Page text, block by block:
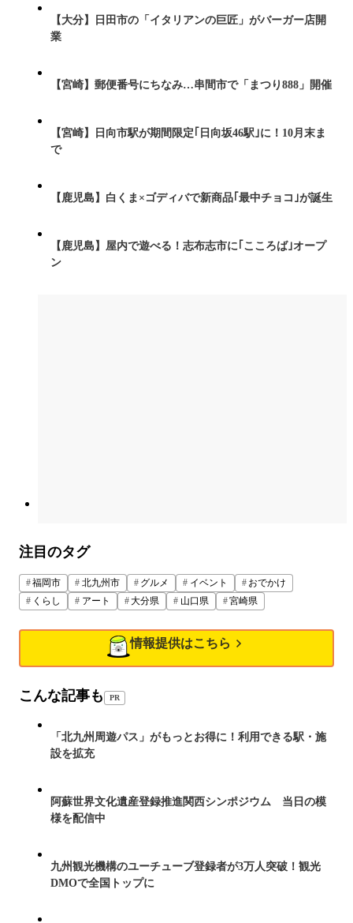
【大分】日田市の「イタリアンの巨匠」がバーガー店開
業
【宮崎】郵便番号にちなみ…串間市で「まつり888」開催
【宮崎】日向市駅が期間限定｢日向坂46駅｣に！10月末ま
で
【鹿児島】白くま×ゴディバで新商品｢最中チョコ｣が誕生
【鹿児島】屋内で遊べる！志布志市に｢こころば｣オープ
ン
注目のタグ
福岡市 北九州市 グルメ イベント
おでかけ
くらし
アート 大分県 山口県 宮崎県
情報提供はこちら
こんな記事も PR
「北九州周遊パス」がもっとお得に！利用できる駅・施
設を拡充
阿蘇世界文化遺産登録推進関西シンポジウム 当日の模
様を配信中
九州観光機構のユーチューブ登録者が3万人突破！観光
DMOで全国トップに